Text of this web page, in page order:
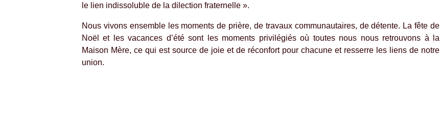
le lien indissoluble de la dilection fraternelle ».
Nous vivons ensemble les moments de prière, de travaux communautaires, de détente. La fête de
Noël et les vacances d’été sont les moments privilégiés où toutes nous nous retrouvons à la
Maison Mère, ce qui est source de joie et de réconfort pour chacune et resserre les liens de notre
union.